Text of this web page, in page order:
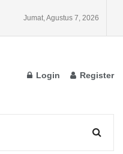
Jumat, Agustus 7, 2026
Login Register